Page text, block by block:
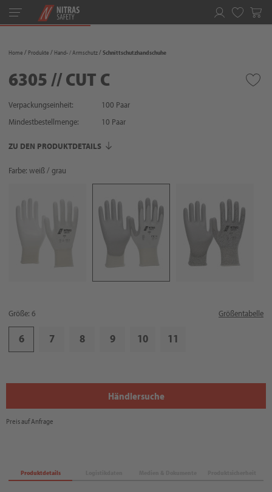
Toggle
navigation
Home Produkte Hand- / Armschutz Schnittschutzhandschuhe
6305 // CUT C
Verpackungseinheit:
100 Paar
Mindestbestellmenge:
10 Paar
ZU DEN PRODUKTDETAILS
Farbe: weiß / grau
Größe: 6 Größentabelle
6 7 8 9 10 11
Händlersuche
Preis auf Anfrage
Produktdetails